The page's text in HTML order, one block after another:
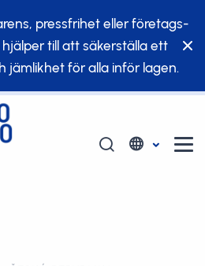
pressfrihet eller företags-
till att säkerställa ett
jämlikhet för alla inför lagen.